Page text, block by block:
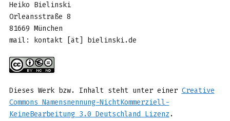
Heiko Bielinski
Orleansstraße 8
81669 München
mail: kontakt [ät] bielinski.de
Dieses Werk bzw. Inhalt steht unter einer Creative
Commons Namensnennung-NichtKommerziell-
KeineBearbeitung 3.0 Deutschland Lizenz .